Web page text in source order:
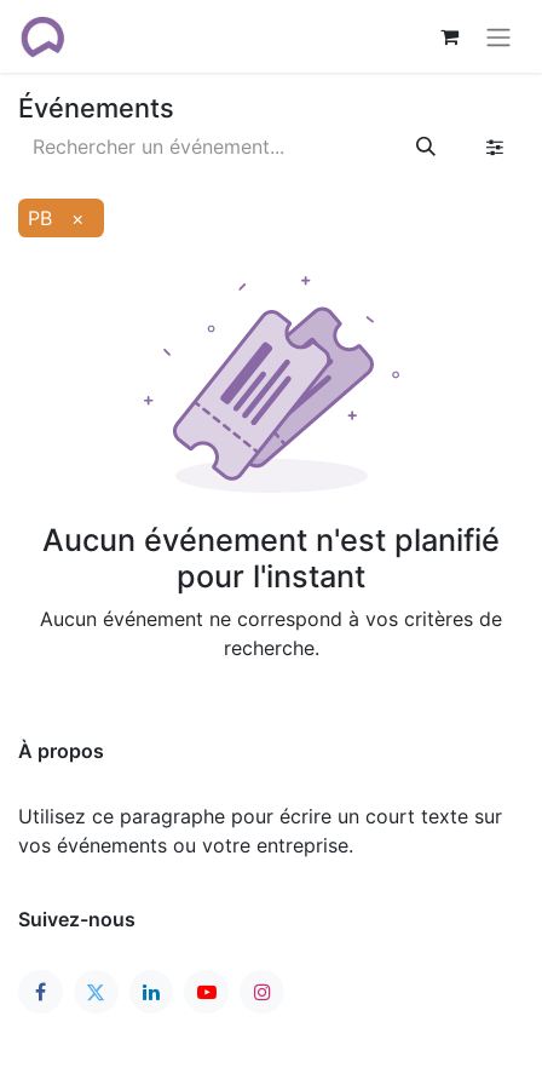
Événements
PB ×
Aucun événement n'est planifié
pour l'instant
Aucun événement ne correspond à vos critères de
recherche.
À propos
Utilisez ce paragraphe pour écrire un court texte sur
vos événements ou votre entreprise.
Suivez-nous